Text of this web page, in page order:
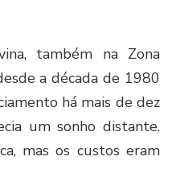
também na Zona
a década de 1980
há mais de dez
um sonho distante.
mas os custos eram